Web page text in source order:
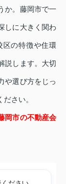
か。藤岡市で一
しに大きく関わ
区の特徴や住環
説します。大切
や選び方をじっ
さい。
岡市の不動産会